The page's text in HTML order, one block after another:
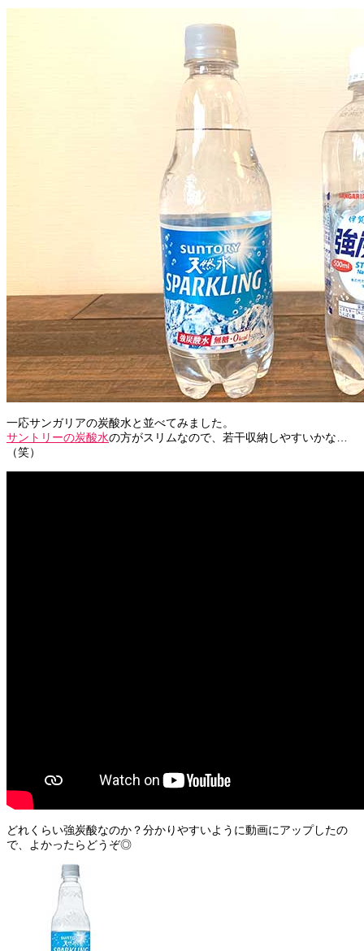
一応サンガリアの炭酸水と並べてみました。
サントリーの炭酸水の方がスリムなので、若干収納しやすいかな…
（笑）
どれくらい強炭酸なのか？分かりやすいように動画にアップしたの
で、よかったらどうぞ◎